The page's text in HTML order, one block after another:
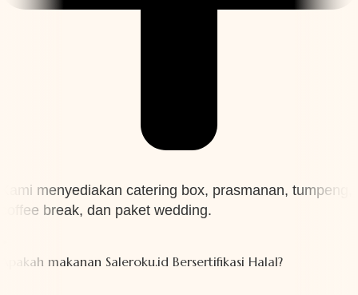
Kami menyediakan catering box, prasmanan, tumpeng,
coffee break, dan paket wedding.
Apakah makanan Saleroku.id Bersertifikasi Halal?